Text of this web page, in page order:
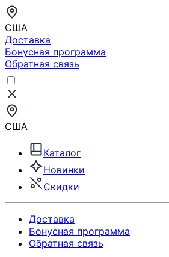
США
Доставка
Бонусная программа
Обратная связь
США
Каталог
Новинки
Скидки
Доставка
Бонусная программа
Обратная связь